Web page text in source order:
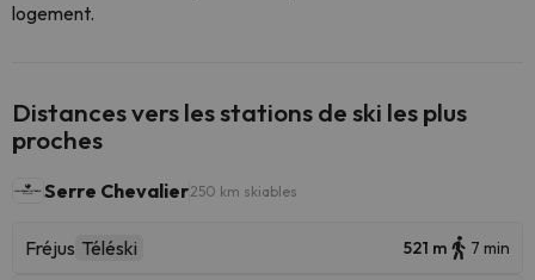
logement.
Distances vers les stations de ski les plus
proches
Serre Chevalier250 km skiables
Fréjus Téléski 521 m 7 min